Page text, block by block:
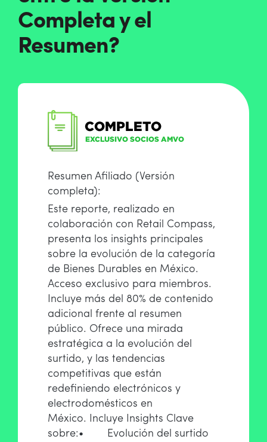
Completa y el
Resumen?
Resumen Afiliado (Versión
completa):
Este reporte, realizado en
colaboración con Retail Compass,
presenta los insights principales
sobre la evolución de la categoría
de Bienes Durables en México.
Acceso exclusivo para miembros.
Incluye más del 80% de contenido
adicional frente al resumen
público. Ofrece una mirada
estratégica a la evolución del
surtido, y las tendencias
competitivas que están
redefiniendo electrónicos y
electrodomésticos en
México.
Incluye Insights Clave
sobre:• Evolución del surtido